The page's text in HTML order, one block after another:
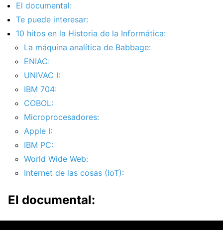
El documental:
Te puede interesar:
10 hitos en la Historia de la Informática:
La máquina analítica de Babbage:
ENIAC:
UNIVAC I:
IBM 704:
COBOL:
Microprocesadores:
Apple I:
IBM PC:
World Wide Web:
Internet de las cosas (IoT):
El documental: